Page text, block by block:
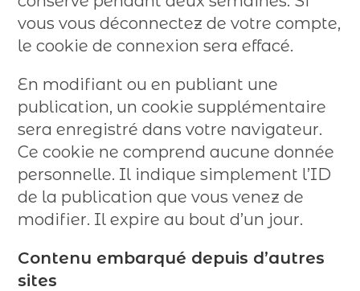
vous vous déconnectez de votre compte,
le cookie de connexion sera effacé.
En modifiant ou en publiant une
publication, un cookie supplémentaire
sera enregistré dans votre navigateur.
Ce cookie ne comprend aucune donnée
personnelle. Il indique simplement l’ID
de la publication que vous venez de
modifier. Il expire au bout d’un jour.
Contenu embarqué depuis d’autres
sites